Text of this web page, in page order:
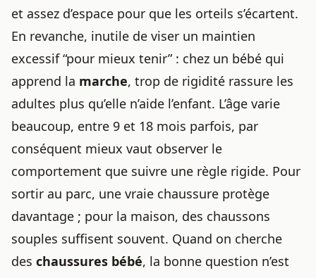
et assez d’espace pour que les orteils s’écartent.
En revanche, inutile de viser un maintien
excessif “pour mieux tenir” : chez un bébé qui
apprend la marche, trop de rigidité rassure les
adultes plus qu’elle n’aide l’enfant. L’âge varie
beaucoup, entre 9 et 18 mois parfois, par
conséquent mieux vaut observer le
comportement que suivre une règle rigide. Pour
sortir au parc, une vraie chaussure protège
davantage ; pour la maison, des chaussons
souples suffisent souvent. Quand on cherche
des chaussures bébé, la bonne question n’est